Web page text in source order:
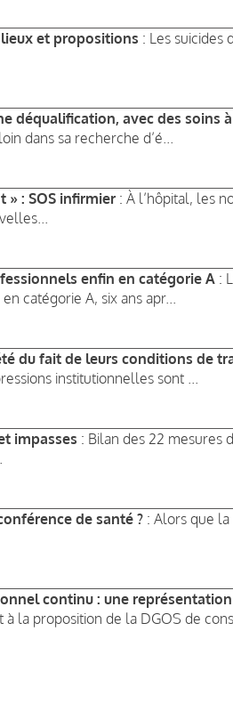
et propositions : Les suicides
déqualification, avec des soins
dans sa recherche d’é...
» : SOS infirmier : À l’hôpital, les
enfin en catégorie A :
catégorie A, six ans apr...
du fait de leurs conditions de
institutionnelles sont ...
impasses : Bilan des 22 mesures
de santé ? : Alors que
continu : une
la proposition de la DGOS de